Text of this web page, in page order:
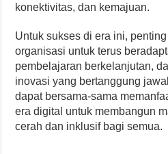
konektivitas, dan kemajuan.
Untuk sukses di era ini,
organisasi untuk terus
pembelajaran berkelanjutan,
inovasi yang bertanggung
dapat bersama-sama
era digital untuk membangun
cerah dan inklusif bagi semua.